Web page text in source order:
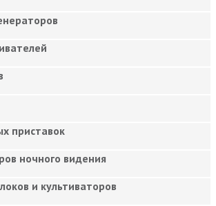
приставок
ночного видения
и культиваторов